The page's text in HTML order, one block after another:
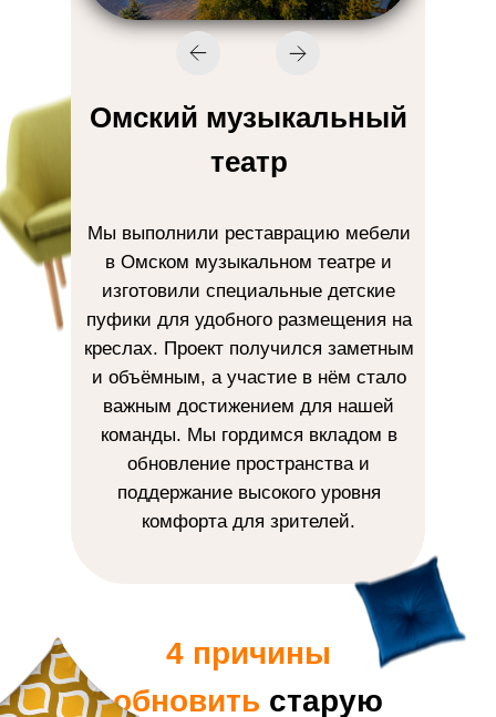
Омский музыкальный
театр
Мы выполнили реставрацию мебели
в Омском музыкальном театре и
изготовили специальные детские
пуфики для удобного размещения на
креслах. Проект получился заметным
и объёмным, а участие в нём стало
важным достижением для нашей
команды. Мы гордимся вкладом в
обновление пространства и
поддержание высокого уровня
комфорта для зрителей.
4 причины
обновить старую